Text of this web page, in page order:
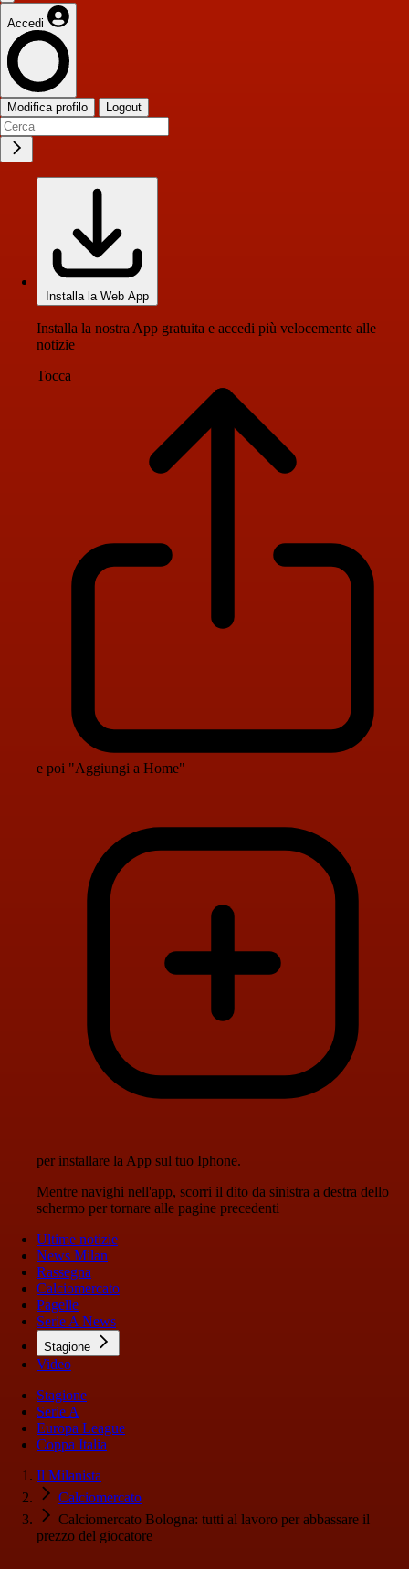
Accedi
Modifica profilo Logout
Installa la Web App
Installa la nostra App gratuita e accedi più velocemente alle
notizie
Tocca
e poi "Aggiungi a Home"
per installare la App sul tuo Iphone.
Mentre navighi nell'app, scorri il dito da sinistra a destra dello
schermo per tornare alle pagine precedenti
Ultime notizie
News Milan
Rassegna
Calciomercato
Pagelle
Serie A News
Stagione
Video
Stagione
Serie A
Europa League
Coppa Italia
Il Milanista
Calciomercato
Calciomercato Bologna: tutti al lavoro per abbassare il
prezzo del giocatore